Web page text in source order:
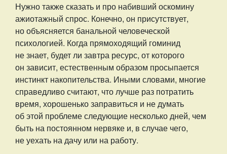
Нужно также сказать и про набивший оскомину
ажиотажный спрос. Конечно, он присутствует,
но объясняется банальной человеческой
психологией. Когда прямоходящий гоминид
не знает, будет ли завтра ресурс, от которого
он зависит, естественным образом просыпается
инстинкт накопительства. Иными словами, многие
справедливо считают, что лучше раз потратить
время, хорошенько заправиться и не думать
об этой проблеме следующие несколько дней, чем
быть на постоянном нервяке и, в случае чего,
не уехать на дачу или на работу.